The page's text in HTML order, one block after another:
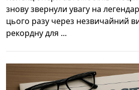
знову звернули увагу на
цього разу через незвичайний
рекордну для ...